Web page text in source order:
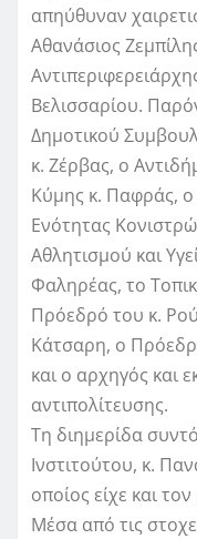
απηύθυναν
Αθανάσιος
Βελισσαρίου.
Δημοτικού
κ. Ζέρβας, ο
Κύμης κ. Παφράς, ο
Ενότητας
Αθλητισμού και
Φαληρέας, το
Πρόεδρό του κ.
Κάτσαρη, ο
και ο αρχηγός και
αντιπολίτευσης.
Τη διημερίδα
Ινστιτούτου, κ.
οποίος είχε και
Μέσα από τις